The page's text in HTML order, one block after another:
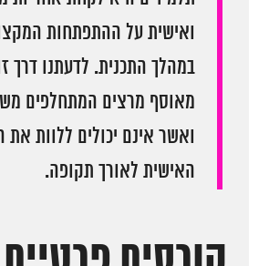
ואישית על ההתפתחות
במהלך התכנית. לדעתנו דרך
מאוסף מרצים המתחלפים
ואשר אינם יכולים ללוות
האישית לאורך תקופה.